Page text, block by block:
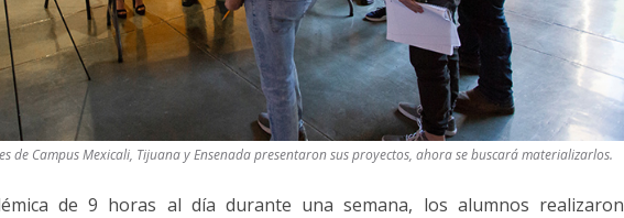
de Campus Mexicali, Tijuana y Ensenada presentaron sus proyectos, ahora se buscará materializarlos.
de 9 horas al día durante una semana, los alumnos realizaron